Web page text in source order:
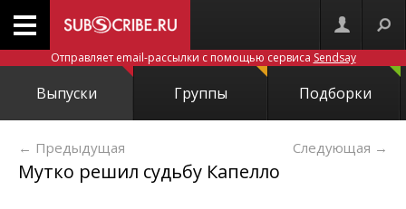
Отправляет email-рассылки с помощью сервиса Sendsay
Выпуски Группы Подборки
← Предыдущая Следующая →
Мутко решил судьбу Капелло